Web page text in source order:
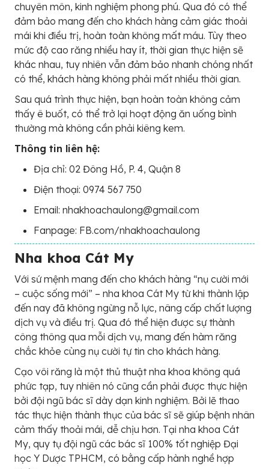
chuyên môn, kinh nghiệm phong phú. Qua đó có thể
đảm bảo mang đến cho khách hàng cảm giác thoải
mái khi điều trị, hoàn toàn không mất máu. Tùy theo
mức độ cao răng nhiều hay ít, thời gian thực hiện sẽ
khác nhau, tuy nhiên vẫn đảm bảo nhanh chóng nhất
có thể, khách hàng không phải mất nhiều thời gian.
Sau quá trình thực hiện, bạn hoàn toàn không cảm
thấy ê buốt, có thể trở lại hoạt động ăn uống bình
thường mà không cần phải kiêng kem.
Thông tin liên hệ:
Địa chỉ: 02 Đông Hồ, P. 4, Quận 8
Điện thoại: 0974 567 750
Email: nhakhoachaulong@gmail.com
Fanpage: FB.com/nhakhoachaulong
Nha khoa Cát My
Với sứ mệnh mang đến cho khách hàng “nụ cười mới
– cuộc sống mới” – nha khoa Cát My từ khi thành lập
đến nay đã không ngừng nỗ lực, nâng cấp chất lượng
dịch vụ và điều trị. Qua đó thể hiện được sự thành
công thông qua mỗi dịch vụ, mang đến hàm răng
chắc khỏe cùng nụ cười tự tin cho khách hàng.
Cạo vôi răng là một thủ thuật nha khoa không quá
phức tạp, tuy nhiên nó cũng cần phải được thực hiện
bởi đội ngũ bác sĩ dày dạn kinh nghiệm. Bởi lẽ thao
tác thực hiện thành thục của bác sĩ sẽ giúp bệnh nhân
cảm thấy thoải mái, dễ chịu hơn. Tại nha khoa Cát
My, quy tụ đội ngũ các bác sĩ 100% tốt nghiệp Đại
học Y Dược TPHCM, có bằng cấp hành nghề hợp